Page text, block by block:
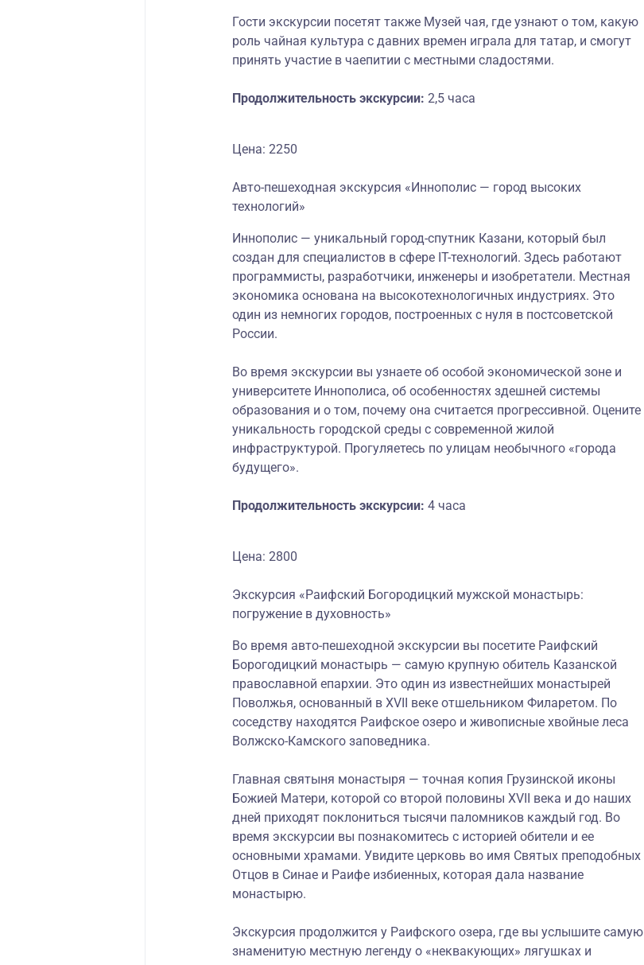
Гости экскурсии посетят также Музей чая, где узнают о том, какую
роль чайная культура с давних времен играла для татар, и смогут
принять участие в чаепитии с местными сладостями.
Продолжительность экскурсии: 2,5 часа
Цена: 2250
Авто-пешеходная экскурсия «Иннополис — город высоких
технологий»
Иннополис — уникальный город-спутник Казани, который был
создан для специалистов в сфере IT-технологий. Здесь работают
программисты, разработчики, инженеры и изобретатели. Местная
экономика основана на высокотехнологичных индустриях. Это
один из немногих городов, построенных с нуля в постсоветской
России.
Во время экскурсии вы узнаете об особой экономической зоне и
университете Иннополиса, об особенностях здешней системы
образования и о том, почему она считается прогрессивной. Оцените
уникальность городской среды с современной жилой
инфраструктурой. Прогуляетесь по улицам необычного «города
будущего».
Продолжительность экскурсии: 4 часа
Цена: 2800
Экскурсия «Раифский Богородицкий мужской монастырь:
погружение в духовность»
Во время авто-пешеходной экскурсии вы посетите Раифский
Борогодицкий монастырь — самую крупную обитель Казанской
православной епархии. Это один из известнейших монастырей
Поволжья, основанный в XVII веке отшельником Филаретом. По
соседству находятся Раифское озеро и живописные хвойные леса
Волжско-Камского заповедника.
Главная святыня монастыря — точная копия Грузинской иконы
Божией Матери, которой со второй половины XVII века и до наших
дней приходят поклониться тысячи паломников каждый год. Во
время экскурсии вы познакомитесь с историей обители и ее
основными храмами. Увидите церковь во имя Святых преподобных
Отцов в Синае и Раифе избиенных, которая дала название
монастырю.
Экскурсия продолжится у Раифского озера, где вы услышите самую
знаменитую местную легенду о «неквакующих» лягушках и